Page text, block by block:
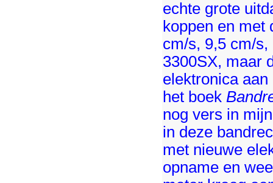
echte grote
koppen en met
cm/s, 9,5 cm/s,
3300SX, maar
elektronica
het boek
nog vers in
in deze
met nieuwe
opname en